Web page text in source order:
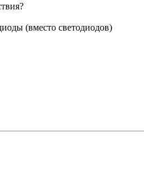
(вместо светодиодов)